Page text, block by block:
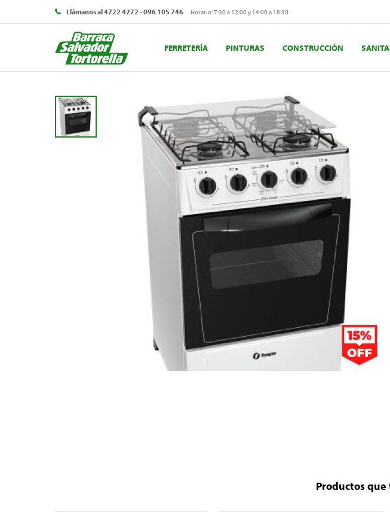
FERRETERÍA PINTURAS CONSTRUCCIÓN
Llámanos al 4722 4272 - 096 105 746 Horario: 7:30 a 12:00 y 14:00 a 18:30
Productos